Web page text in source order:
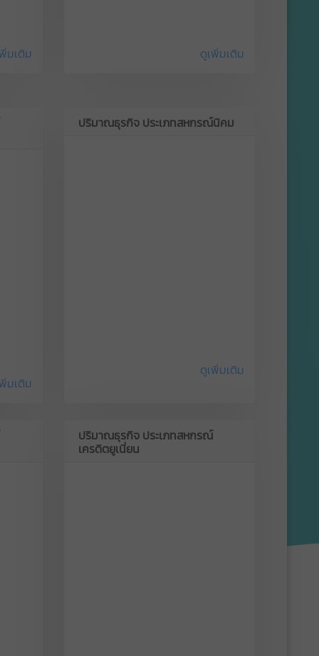
มเติม ดูเพิ่มเติม
มเติม
ปริมาณธุรกิจ ประเภทสหกรณ์นิคม
ดูเพิ่มเติม
ปริมาณธุรกิจ ประเภทสหกรณ์
เครดิตยูเนี่ยน